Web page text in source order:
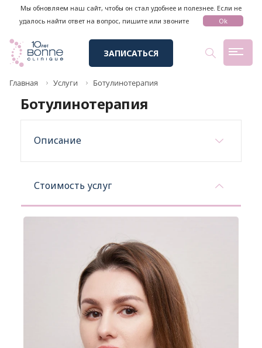
Мы обновляем наш сайт, чтобы он стал удобнее и полезнее. Если не
удалось найти ответ на вопрос, пишите или звоните
Ok
ЗАПИСАТЬСЯ
Главная Услуги Ботулинотерапия
Ботулинотерапия
Описание
Стоимость услуг